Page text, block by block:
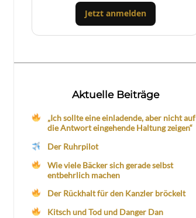
Jetzt anmelden
Aktuelle Beiträge
„Ich sollte eine einladende, aber nicht auf
die Antwort eingehende Haltung zeigen“
Der Ruhrpilot
Wie viele Bäcker sich gerade selbst
entbehrlich machen
Der Rückhalt für den Kanzler bröckelt
Kitsch und Tod und Danger Dan